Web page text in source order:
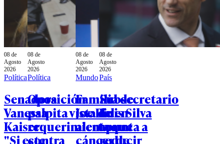
08 de
Agosto
2026
Política
Senadora
Vanessa
Kaiser:
"Si este
08 de
Agosto
2026
Política
Oposición
palpita vista de
requerimientos
contra
08 de
Agosto
2026
Mundo
Familia de
Joe Biden
alerta que
cáncer de
08 de
Agosto
2026
País
Subsecretario
Luis Silva
apunta a
reducir